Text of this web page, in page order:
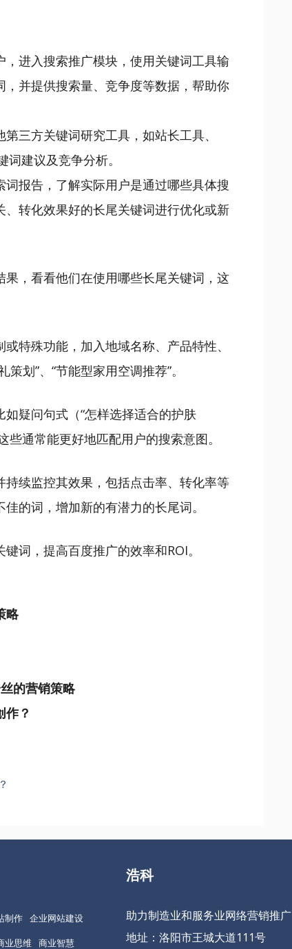
进入搜索推广模块，使用关键词工具输
并提供搜索量、竞争度等数据，帮助你
三方关键词研究工具，如站长工具、
建议及竞争分析。
报告，了解实际用户是通过哪些具体搜
转化效果好的长尾关键词进行优化或新
，看看他们在使用哪些长尾关键词，这
特殊功能，加入地域名称、产品特性、
划”、“节能型家用空调推荐”。
疑问句式（“怎样选择适合的护肤
些通常能更好地匹配用户的搜索意图。
续监控其效果，包括点击率、转化率等
的词，增加新的有潜力的长尾词。
词，提高百度推广的效率和ROI。
略
的营销策略
作？
制作 企业网站建设
业思维 商业智慧
浩科
助力制造业和服务业网络营销推广
地址：洛阳市王城大道111号